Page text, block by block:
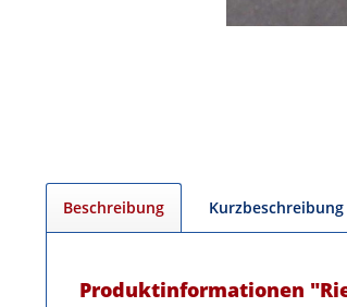
Beschreibung Kurzbeschreibung
Produktinformationen